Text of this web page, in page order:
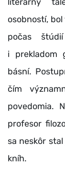
osobností,
počas
i prekladom
básní.
čím
povedomia.
profesor
sa neskôr
kníh.